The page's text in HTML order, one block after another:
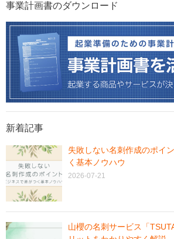
事業計画書のダウンロード
新着記事
失敗しない名刺作成のポイ
く基本ノウハウ
2026-07-21
山櫻の名刺サービス「